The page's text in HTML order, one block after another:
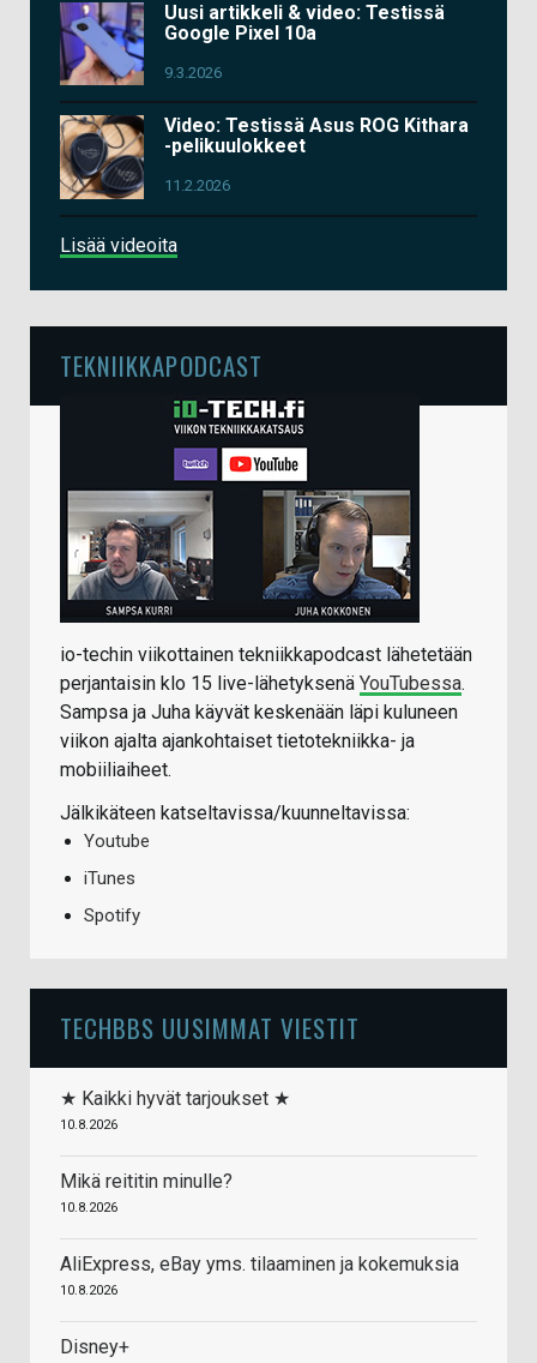
Uusi artikkeli & video: Testissä
Google Pixel 10a
9.3.2026
Video: Testissä Asus ROG Kithara
-pelikuulokkeet
11.2.2026
Lisää videoita
TEKNIIKKAPODCAST
io-techin viikottainen tekniikkapodcast lähetetään
perjantaisin klo 15 live-lähetyksenä YouTubessa.
Sampsa ja Juha käyvät keskenään läpi kuluneen
viikon ajalta ajankohtaiset tietotekniikka- ja
mobiiliaiheet.
Jälkikäteen katseltavissa/kuunneltavissa:
Youtube
iTunes
Spotify
TECHBBS UUSIMMAT VIESTIT
★ Kaikki hyvät tarjoukset ★
10.8.2026
Mikä reititin minulle?
10.8.2026
AliExpress, eBay yms. tilaaminen ja kokemuksia
10.8.2026
Disney+